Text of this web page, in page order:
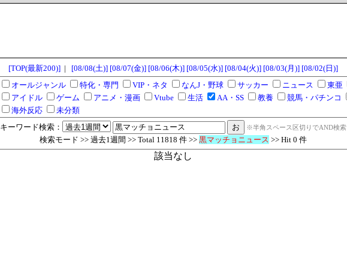
[TOP(最新200)]| [08/08(土)] [08/07(金)] [08/06(木)] [08/05(水)] [08/04(火)] [08/03(月)] [08/02(日)]
オールジャンル
特化・専門 VIP・ネタ なんJ・野球 サッカー ニュース 東亜
アイドル
ゲーム アニメ・漫画 Vtube 生活 AA・SS 教養 競馬・パチンコ
海外反応
未分類
キーワード検索：
※半角スペース区切りでAND検索
検索モード >> 過去1週間 >> Total 11818 件 >> 黒マッチョニュース >> Hit 0 件
該当なし